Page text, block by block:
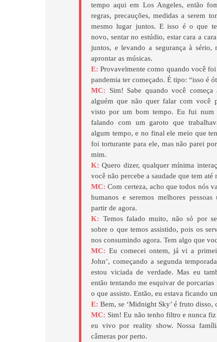
tempo aqui em Los Angeles, então
regras, precauções, medidas a serem
mesmo lugar juntos. E isso é o que
novo, sentar no estúdio, estar cara a
juntos, e levando a segurança à sério,
aprontar as músicas.
E: Provavelmente como quando você
pandemia ter começado. É tipo: “isso é
MC: Sim! Sabe quando você
alguém que não quer falar com você
visto por um bom tempo. Eu fui num
falando com um garoto que
algum tempo, e no final ele meio que
foi torturante para ele, mas não parei
mim.
K: Quero dizer, qualquer mínima
você não percebe a saudade que tem até
MC: Com certeza, acho que todos nós
humanos e seremos melhores
partir de agora.
K: Temos falado muito, não só por
sobre o que temos assistido, pois os
nos consumindo agora. Tem algo que
MC: Eu comecei ontem, já vi a
John’, começando a segunda
estou viciada de verdade. Mas eu
então tentando me esquivar de
o que assisto. Então, eu estava ficando
E:Bem, se ‘Midnight Sky’ é fruto disso,
MC: Sim! Eu não tenho filtro e nunca fiz
eu vivo por reality show. Nossa
câmeras por perto.